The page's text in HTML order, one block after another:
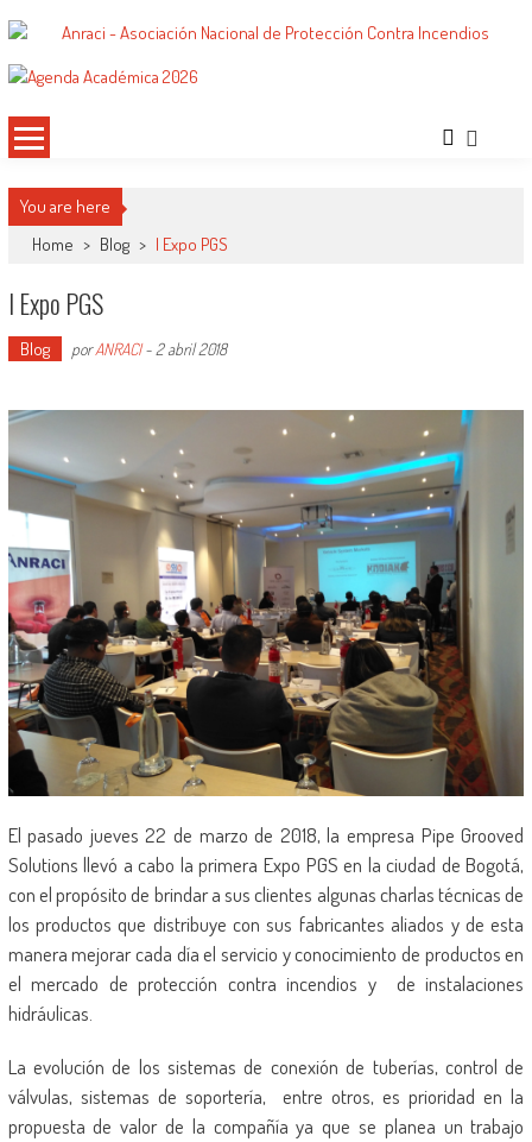
al
contenidoANRACI – Asociación Nacional de
Condiciones de Protección Contra Incendios para Nuestra Sociedad
You are here
Home > Blog > I Expo PGS
I Expo PGS
Blog porANRACI- 2 abril 2018
El pasado jueves 22 de marzo de 2018, la empresa Pipe Grooved
Solutions llevó a cabo la primera Expo PGS en la ciudad de Bogotá,
con el propósito de brindar a sus clientes algunas charlas técnicas de
los productos que distribuye con sus fabricantes aliados y de esta
manera mejorar cada día el servicio y conocimiento de productos en
el mercado de protección contra incendios y de instalaciones
hidráulicas.
La evolución de los sistemas de conexión de tuberías, control de
válvulas, sistemas de soportería, entre otros, es prioridad en la
propuesta de valor de la compañía ya que se planea un trabajo